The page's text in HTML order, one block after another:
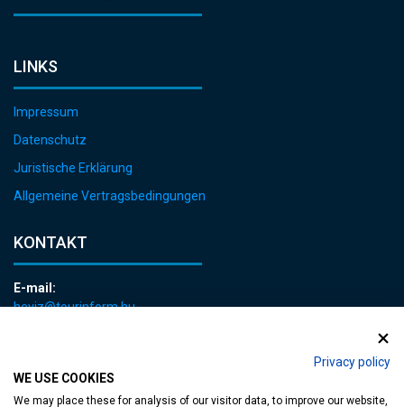
Privacy policy
WE USE COOKIES
We may place these for analysis of our visitor data, to improve our website,
LINKS
Impressum
Datenschutz
Juristische Erklärung
Allgemeine Vertragsbedingungen
KONTAKT
E-mail:
heviz@tourinform.hu